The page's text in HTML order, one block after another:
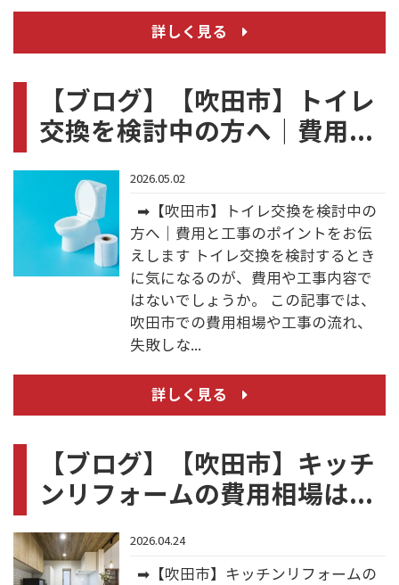
詳しく見る
【ブログ】【吹田市】トイレ
交換を検討中の方へ｜費用...
2026.05.02
➡【吹田市】トイレ交換を検討中の
方へ｜費用と工事のポイントをお伝
えします トイレ交換を検討するとき
に気になるのが、費用や工事内容で
はないでしょうか。 この記事では、
吹田市での費用相場や工事の流れ、
失敗しな...
詳しく見る
【ブログ】【吹田市】キッチ
ンリフォームの費用相場は...
2026.04.24
➡【吹田市】キッチンリフォームの